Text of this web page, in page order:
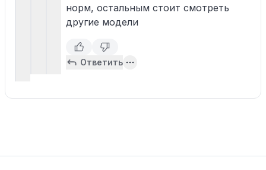
норм, остальным стоит смотреть
другие модели
Ответить